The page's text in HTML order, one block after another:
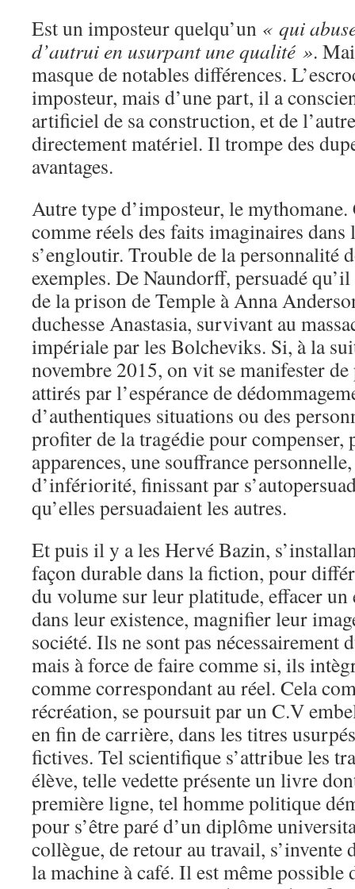
Est un imposteur quelqu’un « qui
d’autrui en usurpant une qualité ».
masque de notables différences.
imposteur, mais d’une part, il a
artificiel de sa construction, et de
directement matériel. Il trompe des
avantages.
Autre type d’imposteur, le
comme réels des faits imaginaires
s’engloutir. Trouble de la personnalité
exemples. De Naundorff, persuadé
de la prison de Temple à Anna
duchesse Anastasia, survivant au
impériale par les Bolcheviks. Si, à la
novembre 2015, on vit se manifester de
attirés par l’espérance de
d’authentiques situations ou des
profiter de la tragédie pour compenser,
apparences, une souffrance
d’infériorité, finissant par
qu’elles persuadaient les autres.
Et puis il y a les Hervé Bazin,
façon durable dans la fiction, pour
du volume sur leur platitude, effacer un
dans leur existence, magnifier leur
société. Ils ne sont pas nécessairement
mais à force de faire comme si, ils
comme correspondant au réel. Cela
récréation, se poursuit par un C.V
en fin de carrière, dans les titres
fictives. Tel scientifique s’attribue les
élève, telle vedette présente un livre
première ligne, tel homme politique
pour s’être paré d’un diplôme
collègue, de retour au travail, s’invente
la machine à café. Il est même possible